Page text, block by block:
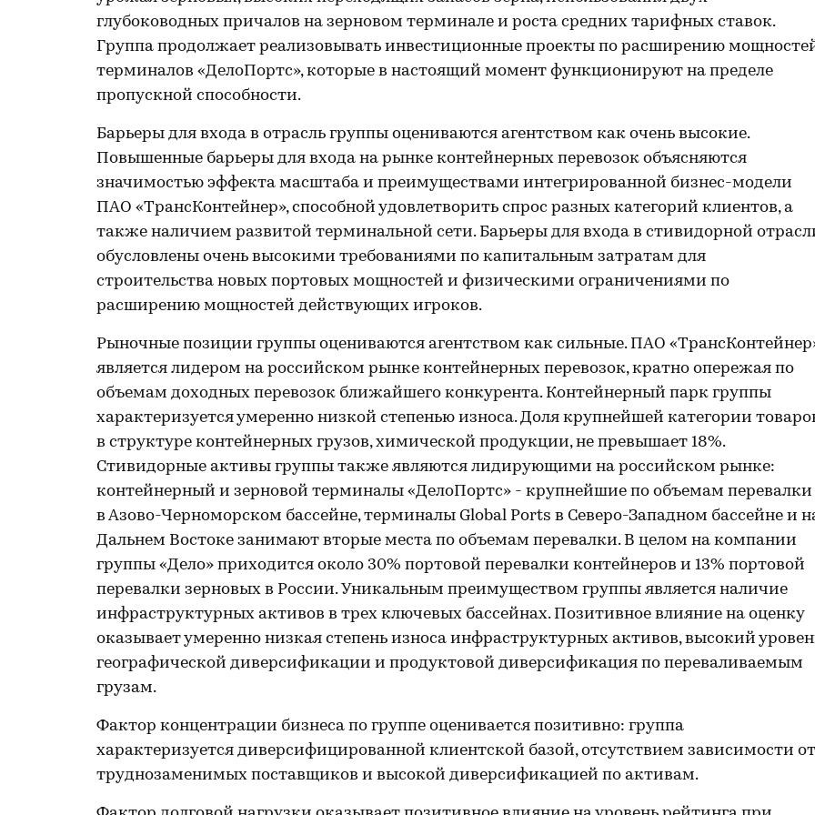
глубоководных причалов на зерновом терминале и роста средних тарифных ставок.
Группа продолжает реализовывать инвестиционные проекты по расширению
терминалов «ДелоПортс», которые в настоящий момент функционируют на пределе
пропускной способности.
Барьеры для входа в отрасль группы оцениваются агентством как очень высокие.
Повышенные барьеры для входа на рынке контейнерных перевозок объясняются
значимостью эффекта масштаба и преимуществами интегрированной бизнес-модели
ПАО «ТрансКонтейнер», способной удовлетворить спрос разных категорий клиентов, а
также наличием развитой терминальной сети. Барьеры для входа в стивидорной
обусловлены очень высокими требованиями по капитальным затратам для
строительства новых портовых мощностей и физическими ограничениями по
расширению мощностей действующих игроков.
Рыночные позиции группы оцениваются агентством как сильные. ПАО
является лидером на российском рынке контейнерных перевозок, кратно опережая по
объемам доходных перевозок ближайшего конкурента. Контейнерный парк группы
характеризуется умеренно низкой степенью износа. Доля крупнейшей категории
в структуре контейнерных грузов, химической продукции, не превышает 18%.
Стивидорные активы группы также являются лидирующими на российском рынке:
контейнерный и зерновой терминалы «ДелоПортс» - крупнейшие по объемам перевалки
в Азово-Черноморском бассейне, терминалы Global Ports в Северо-Западном бассейне и
Дальнем Востоке занимают вторые места по объемам перевалки. В целом на компании
группы «Дело» приходится около 30% портовой перевалки контейнеров и 13% портовой
перевалки зерновых в России. Уникальным преимуществом группы является наличие
инфраструктурных активов в трех ключевых бассейнах. Позитивное влияние на оценку
оказывает умеренно низкая степень износа инфраструктурных активов, высокий
географической диверсификации и продуктовой диверсификация по переваливаемым
грузам.
Фактор концентрации бизнеса по группе оценивается позитивно: группа
характеризуется диверсифицированной клиентской базой, отсутствием зависимости от
труднозаменимых поставщиков и высокой диверсификацией по активам.